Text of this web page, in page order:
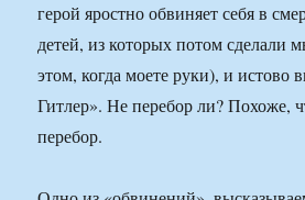
герой яростно обвиняет себя в
детей, из которых потом сделали
этом, когда моете руки), и истово
Гитлер». Не перебор ли? Похоже,
перебор.